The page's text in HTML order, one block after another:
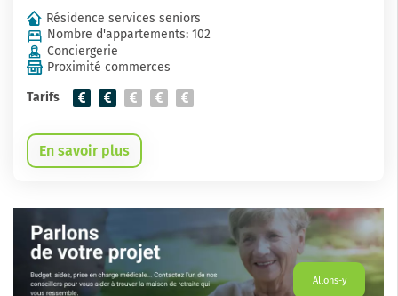
Résidence services seniors
Nombre d'appartements: 102
Conciergerie
Proximité commerces
Tarifs
En savoir plus
Allons-y